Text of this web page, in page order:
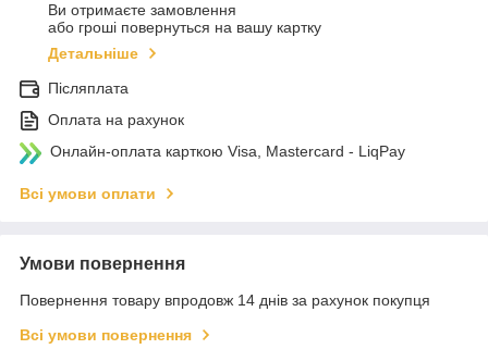
Ви отримаєте замовлення
або гроші повернуться на вашу картку
Детальніше
Післяплата
Оплата на рахунок
Онлайн-оплата карткою Visa, Mastercard - LiqPay
Всі умови оплати
Умови повернення
Повернення товару впродовж 14 днів за рахунок покупця
Всі умови повернення